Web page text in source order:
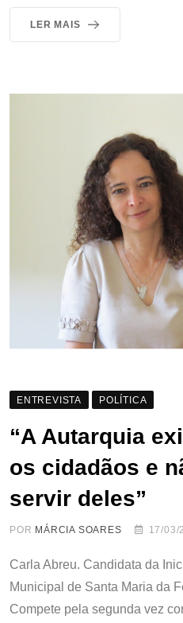
LER MAIS
ENTREVISTA POLÍTICA
“A Autarquia
os cidadãos e
servir deles”
POR MÁRCIA SOARES 17/03/
Carla Abreu. Candidata da
Municipal de Santa Maria da
Compete pela segunda vez